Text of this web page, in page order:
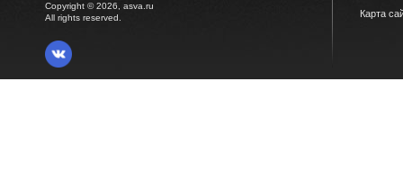
Copyright © 2026, asva.ru
All rights reserved.
Карта